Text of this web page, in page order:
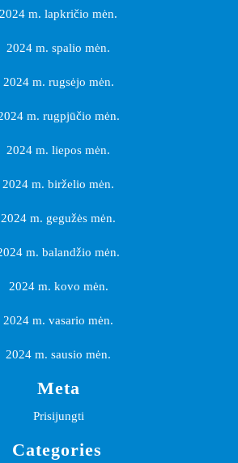
2024 m. lapkričio mėn.
2024 m. spalio mėn.
2024 m. rugsėjo mėn.
m. rugpjūčio mėn.
2024 m. liepos mėn.
2024 m. birželio mėn.
2024 m. gegužės mėn.
m. balandžio mėn.
2024 m. kovo mėn.
2024 m. vasario mėn.
2024 m. sausio mėn.
Meta
Prisijungti
Categories